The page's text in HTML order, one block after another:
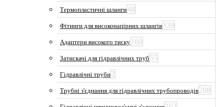
Термопластичні шланги48
Фітинги для високонапірних шлангів339
Адаптери високого тиску 160
Затискачі для гідравлічних труб 55
Гідравлічні труби2
Трубні з'єднання для гідравлічних трубопроводів288